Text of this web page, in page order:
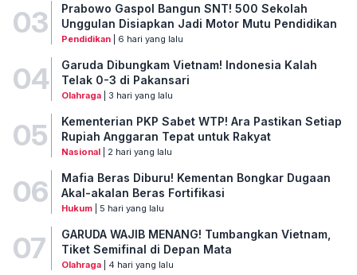
03
Prabowo Gaspol Bangun SNT! 500 Sekolah
Unggulan Disiapkan Jadi Motor Mutu Pendidikan
Pendidikan| 6 hari yang lalu
04
Garuda Dibungkam Vietnam! Indonesia Kalah
Telak 0-3 di Pakansari
Olahraga| 3 hari yang lalu
05
Kementerian PKP Sabet WTP! Ara Pastikan Setiap
Rupiah Anggaran Tepat untuk Rakyat
Nasional| 2 hari yang lalu
06
Mafia Beras Diburu! Kementan Bongkar Dugaan
Akal-akalan Beras Fortifikasi
Hukum| 5 hari yang lalu
07
GARUDA WAJIB MENANG! Tumbangkan Vietnam,
Tiket Semifinal di Depan Mata
Olahraga| 4 hari yang lalu